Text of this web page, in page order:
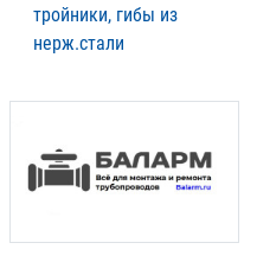
тройники, гибы из
нерж.стали